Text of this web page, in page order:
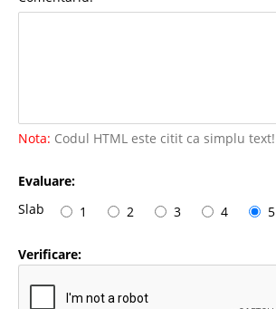
Nota: Codul HTML este citit ca simplu text!
Evaluare:
Slab
1 2 3 4 5
Verificare: